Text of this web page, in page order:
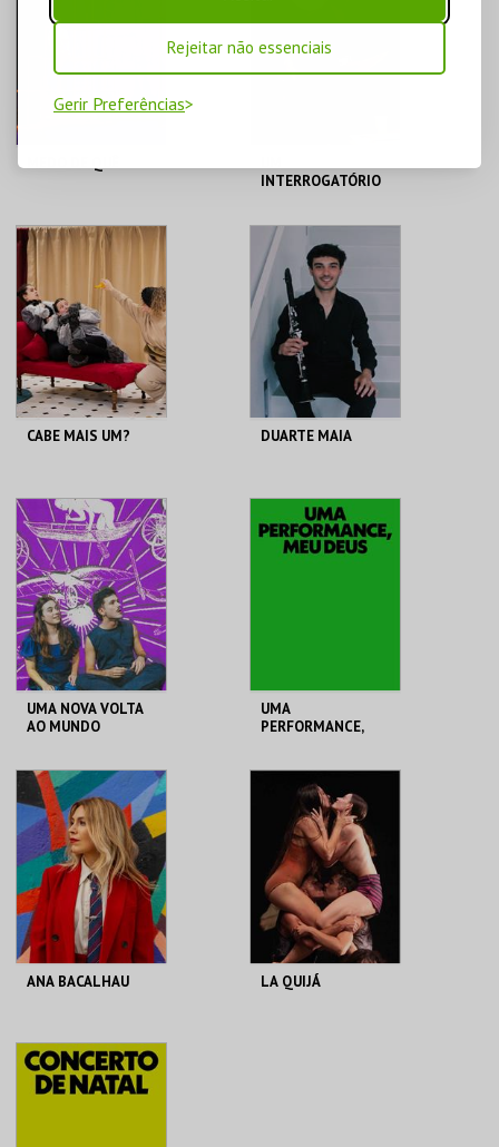
Rejeitar não essenciais
Gerir Preferências
COMPRAR COMPRAR
MEDO DE QUÊ
T. M. JOAQUIM
BENITE
MAIS INFO
COMPRAR
UM
INTERROGATÓRIO
T. M. JOAQUIM
BENITE
MAIS INFO
COMPRAR
CABE MAIS UM?
T. M. JOAQUIM
BENITE
MAIS INFO
COMPRAR
DUARTE MAIA
T. M. JOAQUIM
BENITE
UMA NOVA VOLTA
AO MUNDO
T. M. JOAQUIM
BENITE
MAIS INFO
COMPRAR
UMA
PERFORMANCE,
T. M. JOAQUIM
BENITE
MAIS INFO
COMPRAR
ANA BACALHAU
T. M. JOAQUIM
BENITE
LA QUIJÁ